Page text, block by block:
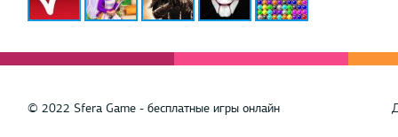
© 2022 Sfera Game - бесплатные игры онлайн